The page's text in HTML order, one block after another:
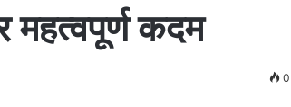
महत्वपूर्ण कदम
0